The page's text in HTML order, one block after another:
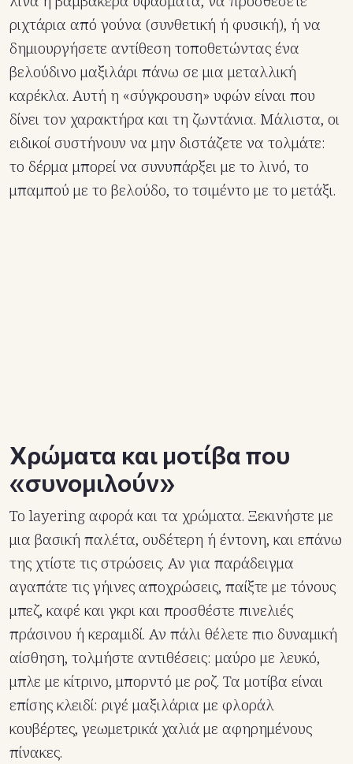
ριχτάρια από γούνα (συνθετική ή φυσική), ή να
δημιουργήσετε αντίθεση τοποθετώντας ένα
βελούδινο μαξιλάρι πάνω σε μια μεταλλική
καρέκλα. Αυτή η «σύγκρουση» υφών είναι που
δίνει τον χαρακτήρα και τη ζωντάνια. Μάλιστα, οι
ειδικοί συστήνουν να μην διστάζετε να τολμάτε:
το δέρμα μπορεί να συνυπάρξει με το λινό, το
μπαμπού με το βελούδο, το τσιμέντο με το μετάξι.
Χρώματα και μοτίβα που
«συνομιλούν»
Το layering αφορά και τα χρώματα. Ξεκινήστε με
μια βασική παλέτα, ουδέτερη ή έντονη, και επάνω
της χτίστε τις στρώσεις. Αν για παράδειγμα
αγαπάτε τις γήινες αποχρώσεις, παίξτε με τόνους
μπεζ, καφέ και γκρι και προσθέστε πινελιές
πράσινου ή κεραμιδί. Αν πάλι θέλετε πιο δυναμική
αίσθηση, τολμήστε αντιθέσεις: μαύρο με λευκό,
μπλε με κίτρινο, μπορντό με ροζ. Τα μοτίβα είναι
επίσης κλειδί: ριγέ μαξιλάρια με φλοράλ
κουβέρτες, γεωμετρικά χαλιά με αφηρημένους
πίνακες.